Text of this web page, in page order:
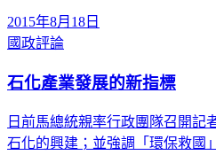
2015年8月18日
國政評論
石化產業發展的新指標
日前馬總統親率行政團隊召開記
石化的興建；並強調「環保救國